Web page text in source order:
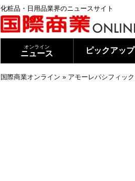
化粧品・日用品業界のニュースサイト
オンライン
ニュース ピックアップ
国際商業オンライン » アモーレパシフィック